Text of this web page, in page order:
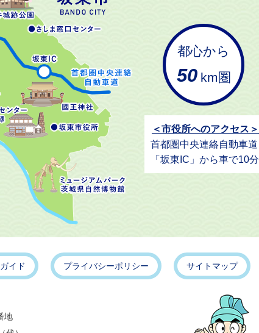
都心から
50 km圏
＜市役所へのアクセス＞
首都圏中央連絡自動車道
「坂東IC」から車で10分
イド プライバシーポリシー サイトマップ
地